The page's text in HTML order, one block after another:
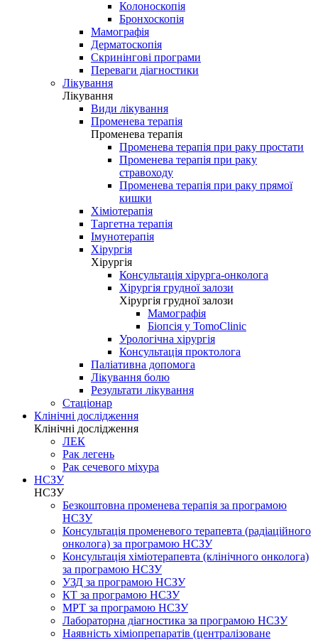
Колоноскопія
Бронхоскопія
Мамографія
Дерматоскопія
Скринінгові програми
Переваги діагностики
Лікування
Лікування
Види лікування
Променева терапія
Променева терапія
Променева терапія при раку простати
Променева терапія при раку
стравоходу
Променева терапія при раку прямої
кишки
Хіміотерапія
Таргетна терапія
Імунотерапія
Хірургія
Хірургія
Консультація хірурга-онколога
Хірургія грудної залози
Хірургія грудної залози
Мамографія
Біопсія у TomoClinic
Урологічна хірургія
Консультація проктолога
Паліативна допомога
Лікування болю
Результати лікування
Стаціонар
Клінічні дослідження
Клінічні дослідження
ЛЕК
Рак легень
Рак сечевого міхура
НСЗУ
НСЗУ
Безкоштовна променева терапія за програмою
НСЗУ
Консультація променевого терапевта (радіаційного
онколога) за програмою НСЗУ
Консультація хіміотерапевта (клінічного онколога)
за програмою НСЗУ
УЗД за програмою НСЗУ
КТ за програмою НСЗУ
МРТ за програмою НСЗУ
Лабораторна діагностика за програмою НСЗУ
Наявність хіміопрепаратів (централізоване